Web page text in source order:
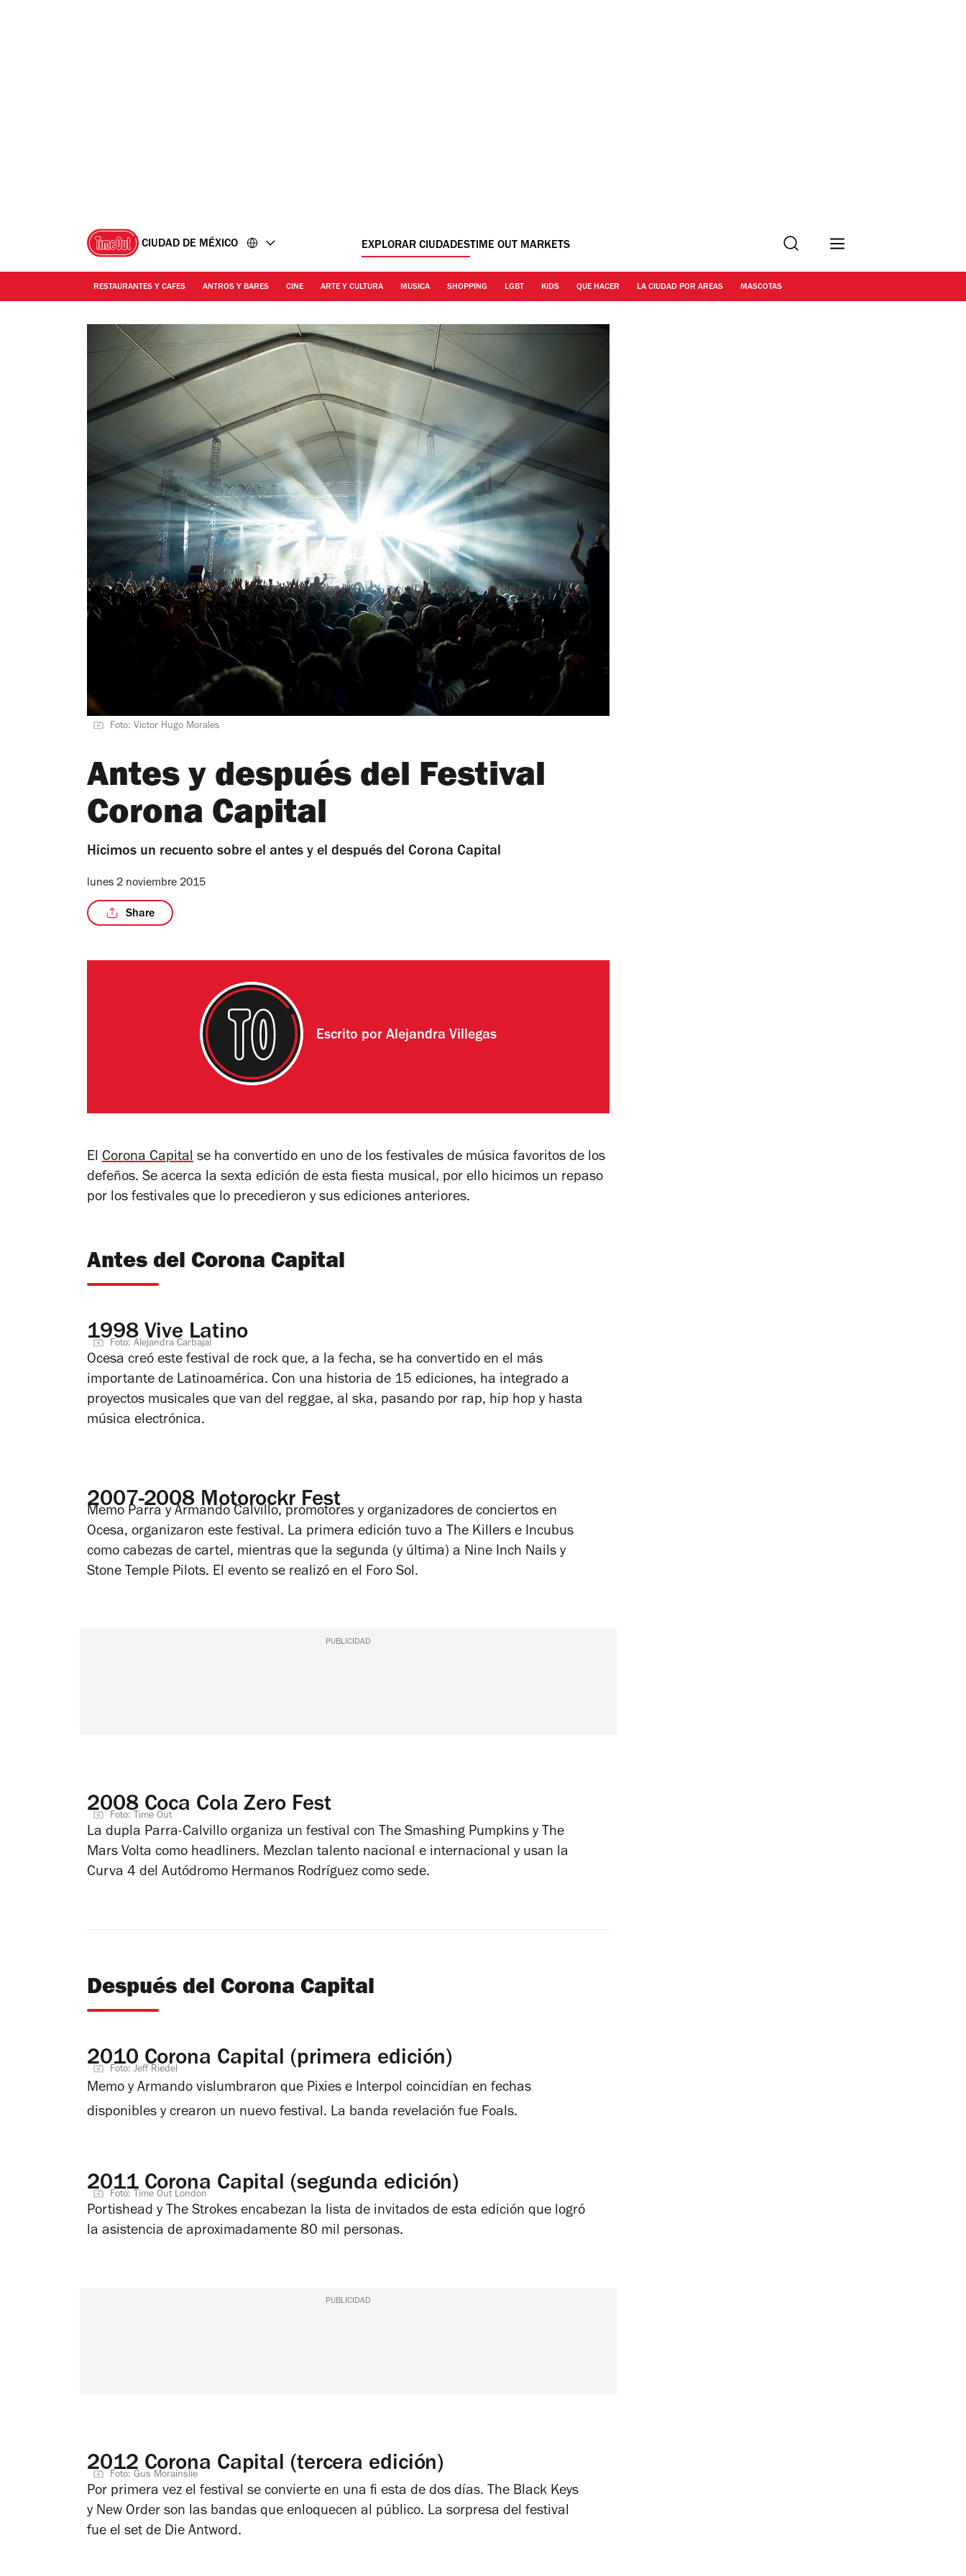
CIUDAD DE MÉXICO EXPLORAR CIUDADESTIME OUT MARKETS Buscar
RESTAURANTES Y CAFES ANTROS Y BARES CINE ARTE Y CULTURA MUSICA SHOPPING LGBT KIDS QUE HACER LA CIUDAD POR AREAS MASCOTAS
Foto: Victor Hugo Morales
Antes y después del Festival
Corona Capital
Hicimos un recuento sobre el antes y el después del Corona Capital
lunes 2 noviembre 2015
Share
Escrito por Alejandra Villegas
El Corona Capital se ha convertido en uno de los festivales de música favoritos de los
defeños. Se acerca la sexta edición de esta fiesta musical, por ello hicimos un repaso
por los festivales que lo precedieron y sus ediciones anteriores.
Antes del Corona Capital
1998 Vive Latino
Foto: Alejandra Carbajal
Ocesa creó este festival de rock que, a la fecha, se ha convertido en el más
importante de Latinoamérica. Con una historia de 15 ediciones, ha integrado a
proyectos musicales que van del reggae, al ska, pasando por rap, hip hop y hasta
música electrónica.
2007-2008 Motorockr Fest
Memo Parra y Armando Calvillo, promotores y organizadores de conciertos en
Ocesa, organizaron este festival. La primera edición tuvo a The Killers e Incubus
como cabezas de cartel, mientras que la segunda (y última) a Nine Inch Nails y
Stone Temple Pilots. El evento se realizó en el Foro Sol.
PUBLICIDAD
2008 Coca Cola Zero Fest
Foto: Time Out
La dupla Parra-Calvillo organiza un festival con The Smashing Pumpkins y The
Mars Volta como headliners. Mezclan talento nacional e internacional y usan la
Curva 4 del Autódromo Hermanos Rodríguez como sede.
Después del Corona Capital
2010 Corona Capital (primera edición)
Foto: Jeff Riedel
Memo y Armando vislumbraron que Pixies e Interpol coincidían en fechas
disponibles y crearon un nuevo festival. La banda revelación fue Foals.
2011 Corona Capital (segunda edición)
Foto: Time Out London
Portishead y The Strokes encabezan la lista de invitados de esta edición que logró
la asistencia de aproximadamente 80 mil personas.
PUBLICIDAD
2012 Corona Capital (tercera edición)
Foto: Gus Morainslie
Por primera vez el festival se convierte en una fi esta de dos días. The Black Keys
y New Order son las bandas que enloquecen al público. La sorpresa del festival
fue el set de Die Antword.